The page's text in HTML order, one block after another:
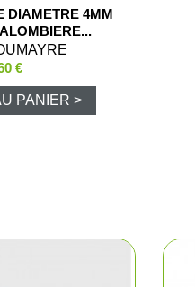
DIAMETRE 4MM
€
PANIER >